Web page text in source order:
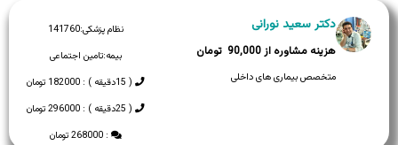
نظام پزشکی:141760
بیمه:تامین اجتماعی
( 15دقیقه ) : 182000 تومان
( 25دقیقه ) : 296000 تومان
: 268000 تومان
دکتر سعید نورانی
90,000
متخصص بیماری های داخلی